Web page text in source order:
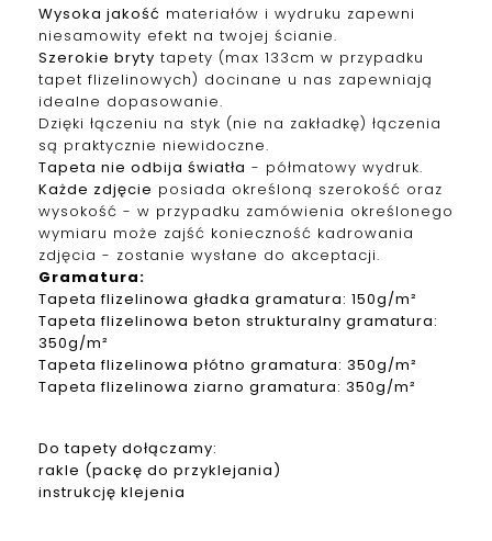
Wysoka jakość materiałów i wydruku zapewni
niesamowity efekt na twojej ścianie.
Szerokie bryty tapety (max 133cm w przypadku
tapet flizelinowych) docinane u nas zapewniają
idealne dopasowanie.
Dzięki łączeniu na styk (nie na zakładkę) łączenia
są praktycznie niewidoczne.
Tapeta nie odbija światła - półmatowy wydruk.
Każde zdjęcie posiada określoną szerokość oraz
wysokość - w przypadku zamówienia określonego
wymiaru może zajść konieczność kadrowania
zdjęcia - zostanie wysłane do akceptacji.
Gramatura:
Tapetaflizelinowa gładka gramatura: 150g/m²
Tapetaflizelinowa beton strukturalny gramatura:
350g/m²
Tapetaflizelinowa płótno gramatura: 350g/m²
Tapetaflizelinowa ziarno gramatura: 350g/m²
Do tapety dołączamy:
rakle (packę do przyklejania)
instrukcję klejenia